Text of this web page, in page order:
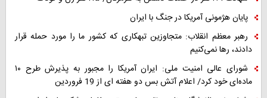
پایان هژمونی آمریکا در جنگ با ایران
رهبر معظم انقلاب: متجاوزین تبهکاری که کشور ما را مورد حمله قرار
دادند، رها نمی‌کنیم
شورای عالی امنیت ملی: ایران آمریکا را مجبور به پذیرش طرح ۱۰
ماده‌ای خود کرد/ اعلام آتش بس دو هفته ای از 19 فروردین